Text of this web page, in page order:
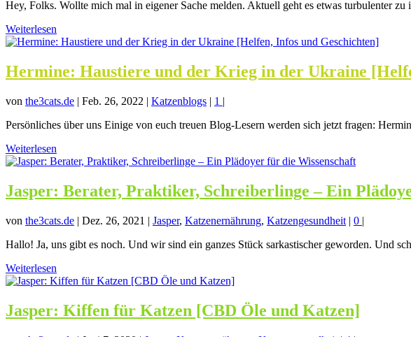
Hey, Folks. Wollte mich mal in eigener Sache melden. Aktuell geht es etwas turbulenter zu
Weiterlesen
Hermine: Haustiere und der Krieg in der Ukraine
von the3cats.de | Feb. 26, 2022 | Katzenblogs | 1 |
Persönliches über uns Einige von euch treuen Blog-Lesern werden sich jetzt fragen:
Weiterlesen
Jasper: Berater, Praktiker, Schreiberlinge – Ein
von the3cats.de | Dez. 26, 2021 | Jasper, Katzenernährung, Katzengesundheit | 0 |
Hallo! Ja, uns gibt es noch. Und wir sind ein ganzes Stück sarkastischer geworden. Und
Weiterlesen
Jasper: Kiffen für Katzen [CBD Öle und Katzen]